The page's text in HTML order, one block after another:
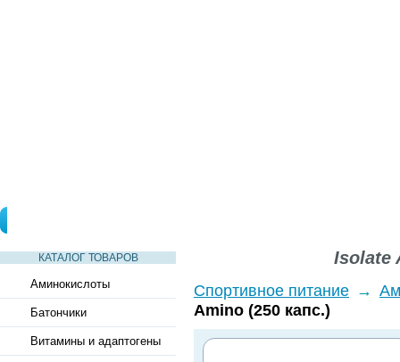
КАТАЛОГ ТОВАРОВ
Аминокислоты
Батончики
Витамины и адаптогены
Isolate
Спортивное питание →
Amino (250 капс.)